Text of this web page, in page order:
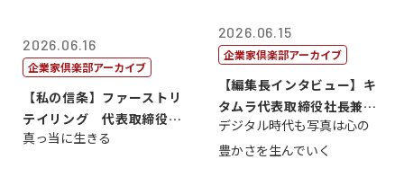
2026.06.16
企業家倶楽部アーカイブ
【私の信条】ファーストリ
テイリング 代表取締役会
長兼社長 柳...
真っ当に生きる
2026.06.15
企業家倶楽部アーカイブ
【編集長インタビュー】キ
タムラ代表取締役社長兼Ｃ
ＯＯ 武川 ...
デジタル時代も写真は心の
豊かさを生んでいく